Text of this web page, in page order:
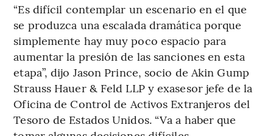
“Es difícil contemplar un escenario en el que
se produzca una escalada dramática porque
simplemente hay muy poco espacio para
aumentar la presión de las sanciones en esta
etapa”, dijo Jason Prince, socio de Akin Gump
Strauss Hauer & Feld LLP y exasesor jefe de la
Oficina de Control de Activos Extranjeros del
Tesoro de Estados Unidos. “Va a haber que